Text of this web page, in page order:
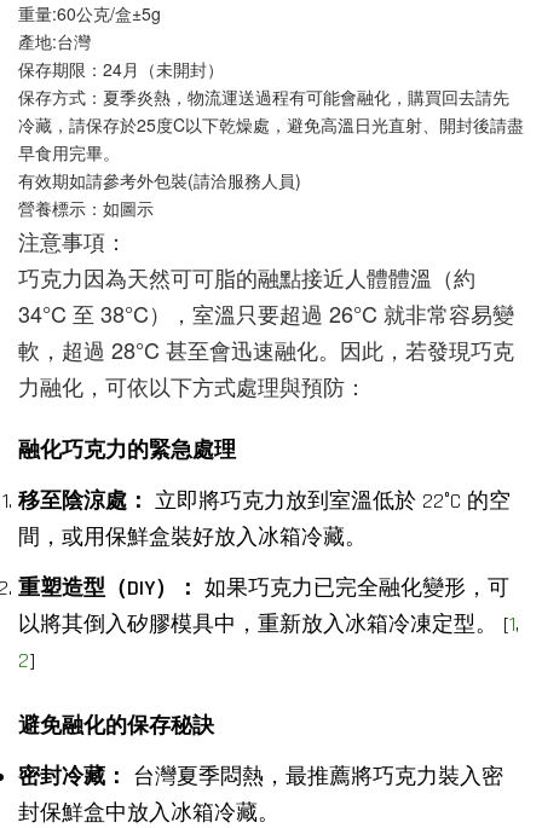
重量:60公克/盒±5g
產地:台灣
保存期限：24月（未開封）
保存方式：夏季炎熱，物流運送過程有可能會融化，購買回去請先
冷藏，請保存於25度C以下乾燥處，避免高溫日光直射、開封後請盡
早食用完畢。
有效期如請參考外包裝(請洽服務人員)
營養標示：如圖示
注意事項：
巧克力因為天然可可脂的融點接近人體體溫（約
34°C 至 38°C），室溫只要超過 26°C 就非常容易變
軟，超過 28°C 甚至會迅速融化。因此，若發現巧克
力融化，可依以下方式處理與預防：
融化巧克力的緊急處理
移至陰涼處： 立即將巧克力放到室溫低於 22°C 的空
間，或用保鮮盒裝好放入冰箱冷藏。
重塑造型（DIY）： 如果巧克力已完全融化變形，可
以將其倒入矽膠模具中，重新放入冰箱冷凍定型。
[1,
2]
避免融化的保存秘訣
密封冷藏： 台灣夏季悶熱，最推薦將巧克力裝入密
封保鮮盒中放入冰箱冷藏。